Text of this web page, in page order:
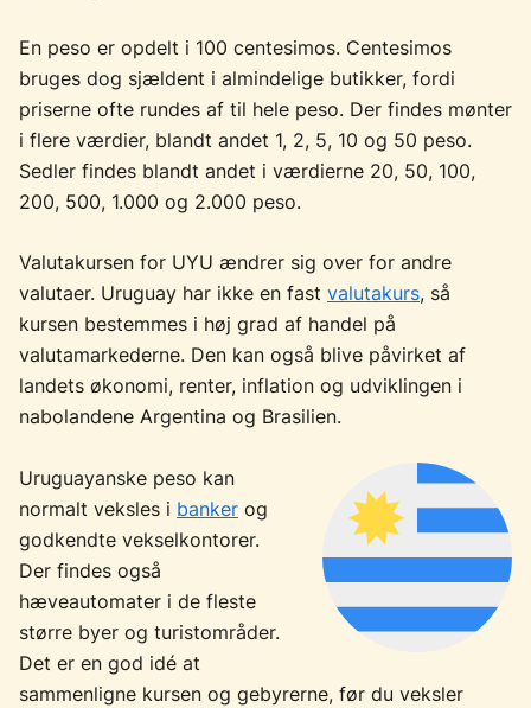
En peso er opdelt i 100 centesimos. Centesimos
bruges dog sjældent i almindelige butikker, fordi
priserne ofte rundes af til hele peso. Der findes mønter
i flere værdier, blandt andet 1, 2, 5, 10 og 50 peso.
Sedler findes blandt andet i værdierne 20, 50, 100,
200, 500, 1.000 og 2.000 peso.
Valutakursen for UYU ændrer sig over for andre
valutaer. Uruguay har ikke en fast valutakurs, så
kursen bestemmes i høj grad af handel på
valutamarkederne. Den kan også blive påvirket af
landets økonomi, renter, inflation og udviklingen i
nabolandene Argentina og Brasilien.
Uruguayanske peso kan
normalt veksles i banker og
godkendte vekselkontorer.
Der findes også
hæveautomater i de fleste
større byer og turistområder.
Det er en god idé at
sammenligne kursen og gebyrerne, før du veksler